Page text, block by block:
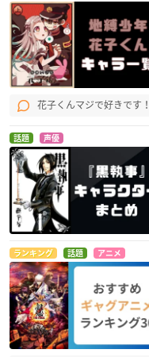
正解するカド
デ
ツインエンジェルBR
EAK
みるくちゃん
エ
花子くんマジで好きです！
話題 声優
ランキング 話題 アニメ